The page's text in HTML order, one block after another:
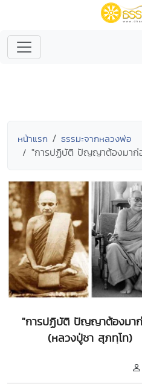
หน้าแรก ธรรมะจากหลวงพ่อ
"การปฏิบัติ ปัญญาต้องมาก่
"การปฏิบัติ ปัญญาต้องมา
(หลวงปู่ชา สุภทฺโท)